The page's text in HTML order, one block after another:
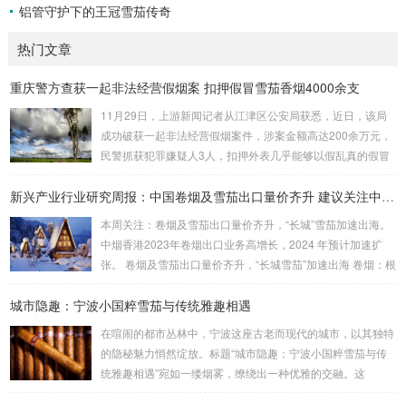
铝管守护下的王冠雪茄传奇
热门文章
重庆警方查获一起非法经营假烟案 扣押假冒雪茄香烟4000余支
11月29日，上游新闻记者从江津区公安局获悉，近日，该局
成功破获一起非法经营假烟案件，涉案金额高达200余万元，
民警抓获犯罪嫌疑人3人，扣押外表几乎能够以假乱真的假冒
绍，江津区公安局东城派出所民警近日在工作中发现，石蟆镇
出刘某的落脚点。9月19日晚，眼看抓捕时机成熟，江津警方
联合区烟草专卖局将刘某抓获，当场扣押假冒某品牌雪茄假烟
26支。 据烟草专业人员表示，该批某...
新兴产业行业研究周报：中国卷烟及雪茄出口量价齐升 建议关注中烟香港
本周关注：卷烟及雪茄出口量价齐升，“长城”雪茄加速出海。
中烟香港2023年卷烟出口业务高增长，2024 年预计加速扩
张。 卷烟及雪茄出口量价齐升，“长城雪茄”加速出海 卷烟：根
卷烟）出口额为2178.3 万美元，同比增长33.5%，出口量为2
19.2%，从9.14 美元/千支上升至10.89 美元/千支。 雪茄：根
据中国海关总署数据，2023 年...
城市隐趣：宁波小国粹雪茄与传统雅趣相遇
在喧闹的都市丛林中，宁波这座古老而现代的城市，以其独特
的隐秘魅力悄然绽放。标题“城市隐趣：宁波小国粹雪茄与传
统雅趣相遇”宛如一缕烟雾，缭绕出一种优雅的交融。这